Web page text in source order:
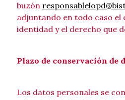
buzón
adjuntando en todo caso
identidad y el derecho que
Plazo de conservación de
Los datos personales se